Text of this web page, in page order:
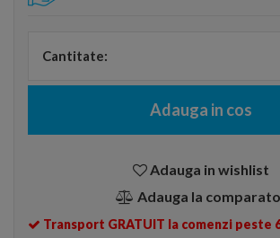
Cantitate:
Adauga in cos
Adauga in wishlist
Adauga la
Transport GRATUIT la comenzi peste